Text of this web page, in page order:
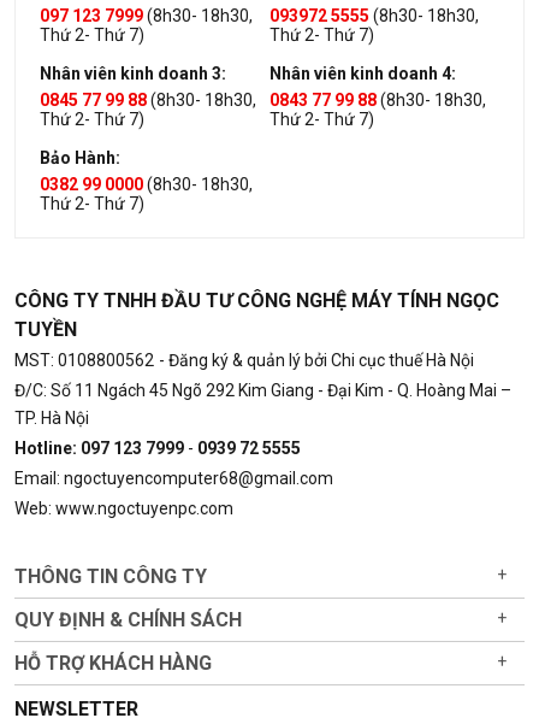
097 123 7999(8h30- 18h30,
Thứ 2- Thứ 7)
093972 5555 (8h30- 18h30,
Thứ 2- Thứ 7)
Nhân viên kinh doanh 3:
0845 77 99 88(8h30- 18h30,
Thứ 2- Thứ 7)
Nhân viên kinh doanh 4:
0843 77 99 88(8h30- 18h30,
Thứ 2- Thứ 7)
Bảo Hành:
0382 99 0000(8h30- 18h30,
Thứ 2- Thứ 7)
CÔNG TY TNHH ĐẦU TƯ CÔNG NGHỆ MÁY TÍNH NGỌC
TUYỀN
MST: 0108800562 - Đăng ký & quản lý bởi Chi cục thuế Hà Nội
Đ/C: Số 11 Ngách 45 Ngõ 292 Kim Giang - Đại Kim - Q. Hoàng Mai –
TP. Hà Nội
Hotline: 097 123 7999 - 0939 72 5555
Email: ngoctuyencomputer68@gmail.com
Web: www.ngoctuyenpc.com
THÔNG TIN CÔNG TY +
QUY ĐỊNH & CHÍNH SÁCH +
HỖ TRỢ KHÁCH HÀNG +
NEWSLETTER